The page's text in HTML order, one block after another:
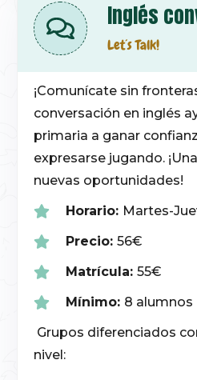
Inglés
Let´s Talk!
¡Comunícate sin
conversación en inglés
primaria a ganar
expresarse jugando.
nuevas oportunidades!
Horario: Martes-
Precio: 56€
Matrícula: 55€
Mínimo: 8 alumnos
Grupos diferenciados
nivel: